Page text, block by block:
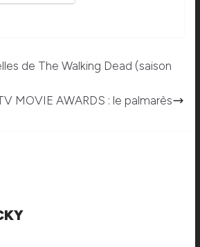
de The Walking Dead (saison
MOVIE AWARDS : le palmarès